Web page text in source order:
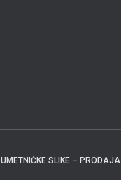
UMETNIČKE SLIKE – PRODAJA